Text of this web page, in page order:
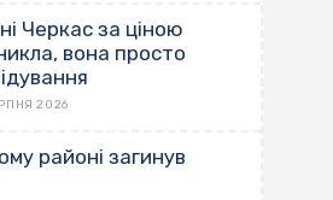
Черкас за ціною
вона просто
2026
районі загинув